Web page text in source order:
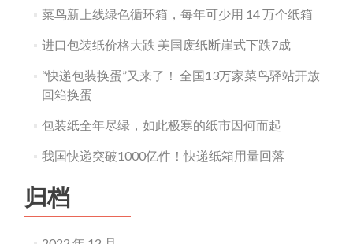
菜鸟新上线绿色循环箱，每年可少用 14 万个纸箱
进口包装纸价格大跌 美国废纸断崖式下跌7成
“快递包装换蛋”又来了！ 全国13万家菜鸟驿站开放
回箱换蛋
包装纸全年尽绿，如此极寒的纸市因何而起
我国快递突破1000亿件！快递纸箱用量回落
归档